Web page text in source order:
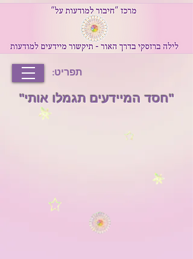
תפריט:
"חסד המיידעים תגמלו אותי"